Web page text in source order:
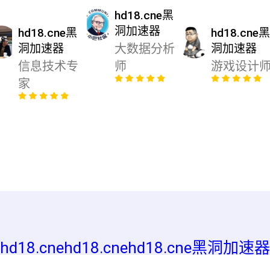
hd18.cne黑
洞加速器
信息技术专
家
hd18.cne黑
洞加速器
大数据分析
师
hd18.cne黑
洞加速器
游戏设计
hd18.cnehd18.cnehd18.cne黑洞加速器